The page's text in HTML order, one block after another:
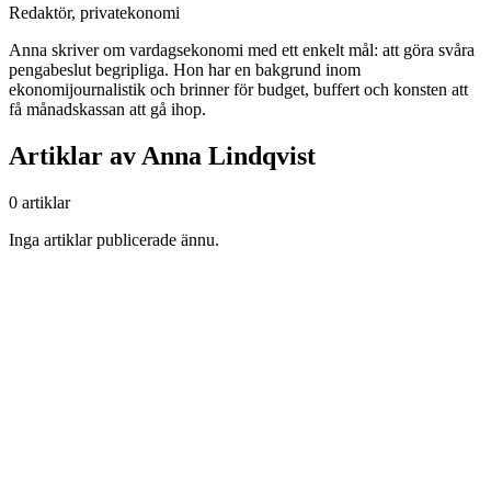
Redaktör, privatekonomi
Anna skriver om vardagsekonomi med ett enkelt mål: att göra svåra
pengabeslut begripliga. Hon har en bakgrund inom
ekonomijournalistik och brinner för budget, buffert och konsten att
få månadskassan att gå ihop.
Artiklar av Anna Lindqvist
0 artiklar
Inga artiklar publicerade ännu.